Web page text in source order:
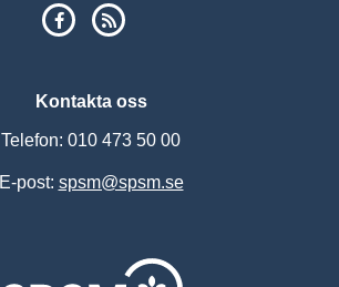
SPSM på Facebook
Kontakta oss
Telefon: 010 473 50 00
E-post: spsm@spsm.se